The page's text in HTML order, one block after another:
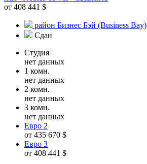
от 408 441 $
район Бизнес Бэй (Business Bay)
Сдан
Студия
нет данных
1 комн.
нет данных
2 комн.
нет данных
3 комн.
нет данных
Евро 2
от 435 670 $
Евро 3
от 408 441 $